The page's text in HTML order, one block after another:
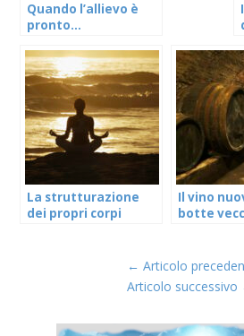
Quando l’allievo è
pronto…
La strutturazione
dei propri corpi
Il vino
botte
←Articolo
Articolo successivo